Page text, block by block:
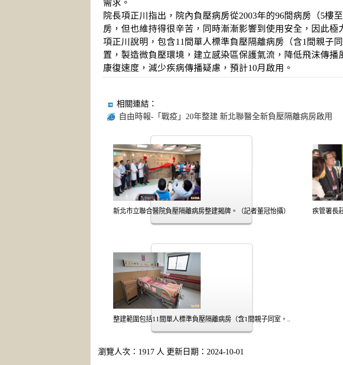
需求。
院長項正川指出，院內負壓病房從2003年的96間病房（5樓
房，但也維持得很辛苦，同時漸漸影響到使用安全，因此極
項正川說明，包含11間單人標準負壓隔離病房（含1間親子
置，製造微負壓環境，建立感染區保護氣流，降低飛沫傳
康復速度，減少疾病傳播疑慮，預計10月啟用。
相關連結：
自由時報-「戰疫」20年整建 新北聯醫全新負壓隔離病房啟用
新北市立聯合醫院負壓隔離病房整建揭牌。（記者董冠怡攝） 疾管署長
整建範圍包括11間單人標準負壓隔離病房（含1間親子同室，..
瀏覽人次：1917 人 更新日期：2024-10-01